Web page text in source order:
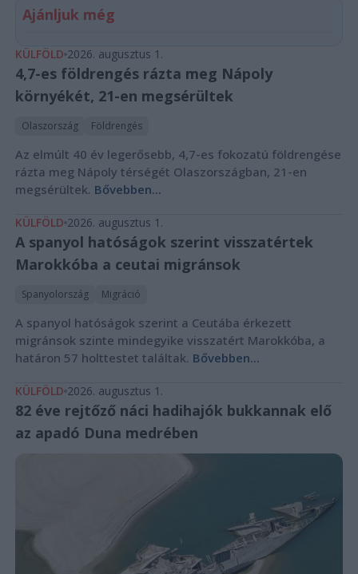
Ajánljuk még
KÜLFÖLD 2026. augusztus 1.
4,7-es földrengés rázta meg Nápoly
környékét, 21-en megsérültek
Olaszország Földrengés
Az elmúlt 40 év legerősebb, 4,7-es fokozatú földrengése
rázta meg Nápoly térségét Olaszországban, 21-en
megsérültek. Bővebben...
KÜLFÖLD 2026. augusztus 1.
A spanyol hatóságok szerint visszatértek
Marokkóba a ceutai migránsok
Spanyolország Migráció
A spanyol hatóságok szerint a Ceutába érkezett
migránsok szinte mindegyike visszatért Marokkóba, a
határon 57 holttestet találtak. Bővebben...
KÜLFÖLD 2026. augusztus 1.
82 éve rejtőző náci hadihajók bukkannak elő
az apadó Duna medrében